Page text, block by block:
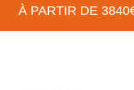
À PARTIR DE